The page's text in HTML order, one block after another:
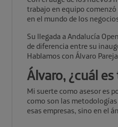
trabajo en equipo comenzó
en el mundo de los
Su llegada a Andalucía
de diferencia entre su
Hablamos con Álvaro
Álvaro, ¿cuál
Mi suerte como asesor es
como son las
esas empresas, sino en el